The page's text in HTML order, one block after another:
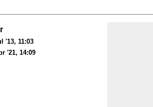
'13, 11:03
'21, 14:09